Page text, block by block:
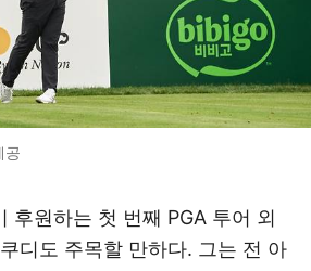
공
후원하는 첫 번째 PGA 투어 외
디도 주목할 만하다. 그는 전 아